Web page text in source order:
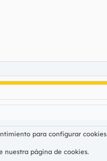
para configurar cookies
nuestra página de cookies.